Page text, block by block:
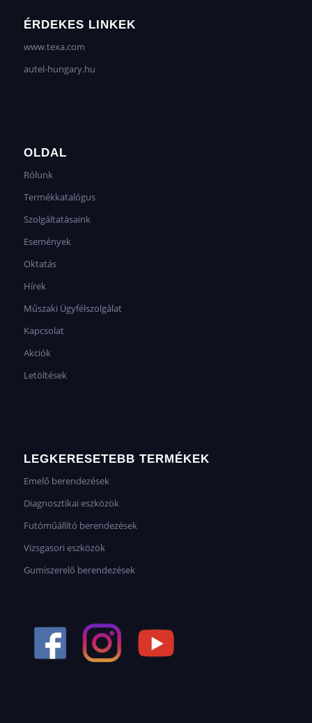
ÉRDEKES LINKEK
www.texa.com
autel-hungary.hu
OLDAL
Rólunk
Termékkatalógus
Szolgáltatásaink
Események
Oktatás
Hírek
Műszaki Ügyfélszolgálat
Kapcsolat
Akciók
Letöltések
LEGKERESETEBB TERMÉKEK
Emelő berendezések
Diagnosztikai eszközök
Futóműállító berendezések
Vizsgasori eszközök
Gumiszerelő berendezések